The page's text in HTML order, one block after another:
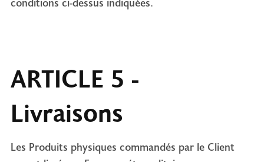
ARTICLE 5 -
Livraisons
Les Produits physiques commandés par le Client